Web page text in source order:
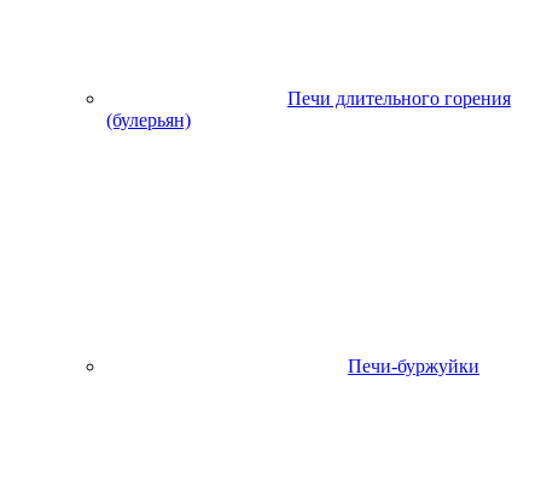
Печи длительного горения
(булерьян)
Печи-буржуйки